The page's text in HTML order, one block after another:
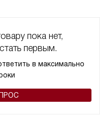
пока нет,
первым.
в максимально